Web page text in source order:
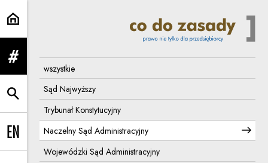
Naczelny Sąd Administracyjny |
rozwiń menu
rozwiń wyszukiwarkę
Change language to EN
wszystkie
Sąd Najwyższy
Trybunał Konstytucyjny
Naczelny Sąd Administracyjny
Wojewódzki Sąd Administracyjny